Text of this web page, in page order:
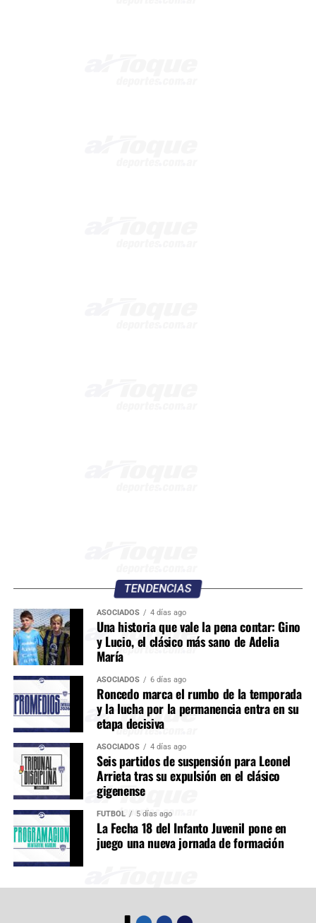
TENDENCIAS
ASOCIADOS 4 días ago
Una historia que vale la pena contar: Gino
y Lucio, el clásico más sano de Adelia
María
ASOCIADOS 6 días ago
Roncedo marca el rumbo de la temporada
y la lucha por la permanencia entra en su
etapa decisiva
ASOCIADOS 4 días ago
Seis partidos de suspensión para Leonel
Arrieta tras su expulsión en el clásico
gigenense
FÚTBOL 5 días ago
La Fecha 18 del Infanto Juvenil pone en
juego una nueva jornada de formación